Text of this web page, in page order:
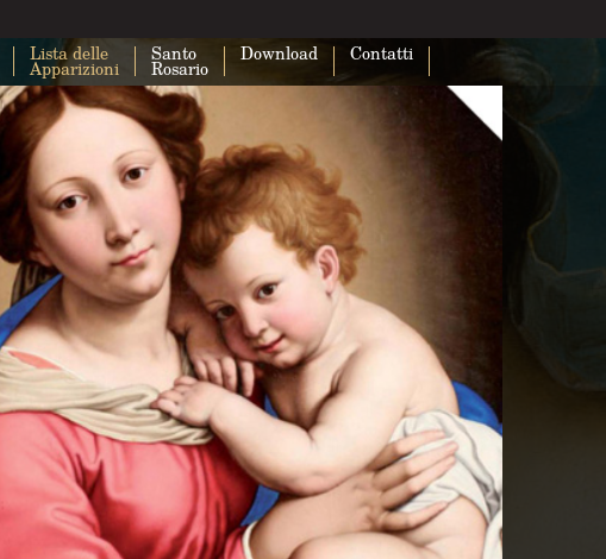
Lista delle
Apparizioni
Santo
Rosario
Download Contatti
Questa pagina non carica correttamente Google
Maps.
Sei il proprietario di questo sito web?